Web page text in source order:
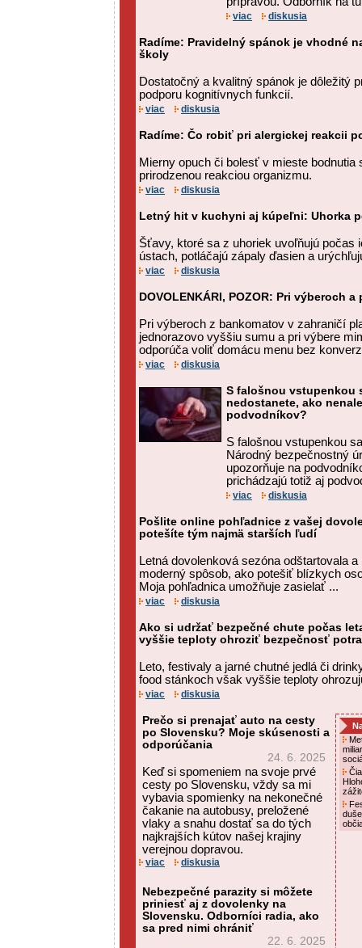
viac diskusia
Radíme: Pravidelný spánok je vhodné
školy
Dostatočný a kvalitný spánok je dôležitý
podporu kognitívnych funkcií.
viac diskusia
Radíme: Čo robiť pri alergickej reakcii
Mierny opuch či bolesť v mieste bodnutia
prirodzenou reakciou organizmu.
viac diskusia
Letný hit v kuchyni aj kúpeľni: Uhorka
Šťavy, ktoré sa z uhoriek uvoľňujú počas
ústach, potláčajú zápaly ďasien a
viac diskusia
DOVOLENKÁRI, POZOR: Pri výberoch
Pri výberoch z bankomatov v zahraničí
jednorazovo vyššiu sumu a pri výbere
odporúča voliť domácu menu bez
viac diskusia
S falošnou vstupenkou
nedostanete, ako
podvodníkov?
S falošnou vstupenkou
Národný bezpečnostný
upozorňuje na
prichádzajú totiž aj
viac diskusia
Pošlite online pohľadnice z vašej
potešíte tým najmä starších ľudí
Letná dovolenková sezóna odštartovala
moderný spôsob, ako potešiť blízkych
Moja pohľadnica umožňuje zasielať ...
viac diskusia
Ako si udržať bezpečné chute počas
vyššie teploty ohroziť bezpečnosť
Leto, festivaly a jarné chutné jedlá či
food stánkoch však vyššie teploty
viac diskusia
Prečo si prenajať auto na cesty
po Slovensku? Moje skúsenosti a
odporúčania
24. 6. 2025
Keď si spomeniem na svoje prvé
cesty po Slovensku, vždy sa mi
vybavia spomienky na nekonečné
čakanie na autobusy, preložené
vlaky a snahu dostať sa do tých
najkrajších kútov našej krajiny
verejnou dopravou.
viac diskusia
Nebezpečné parazity si môžete
priniesť aj z dovolenky na
Slovensku. Odborníci radia, ako
sa pred nimi chrániť
22. 6. 2025